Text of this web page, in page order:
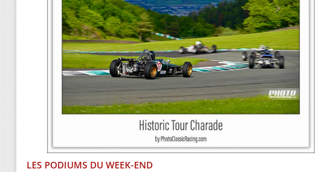
LES PODIUMS DU WEEK-END